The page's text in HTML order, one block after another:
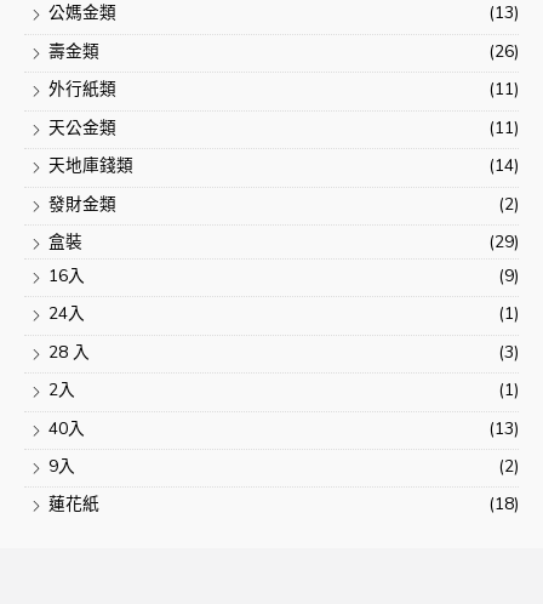
公媽金類
(13)
壽金類
(26)
外行紙類
(11)
天公金類
(11)
天地庫錢類
(14)
發財金類
(2)
盒裝
(29)
16入
(9)
24入
(1)
28 入
(3)
2入
(1)
40入
(13)
9入
(2)
蓮花紙
(18)